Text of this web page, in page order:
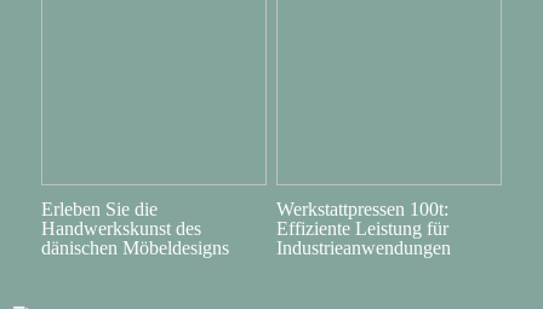
Erleben Sie die
Handwerkskunst des
dänischen Möbeldesigns
Werkstattpressen 100t:
Effiziente Leistung für
Industrieanwendungen